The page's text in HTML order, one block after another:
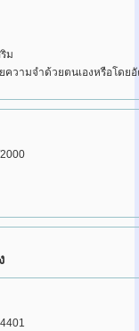
ม
ความจำด้วยตนเองหรือโดย